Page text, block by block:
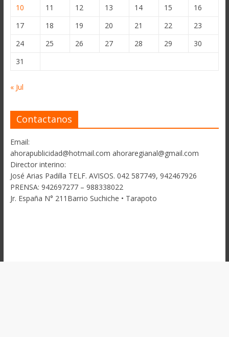
10
11 12 13 14 15
16
17
18 19 20 21 22
23
24
25 26 27 28 29
30
31
« Jul
Contactanos
Email:
ahorapublicidad@hotmail.com ahoraregianal@gmail.com
Director interino:
José Arias Padilla TELF. AVISOS. 042 587749, 942467926
PRENSA: 942697277 – 988338022
Jr. España N° 211Barrio Suchiche • Tarapoto